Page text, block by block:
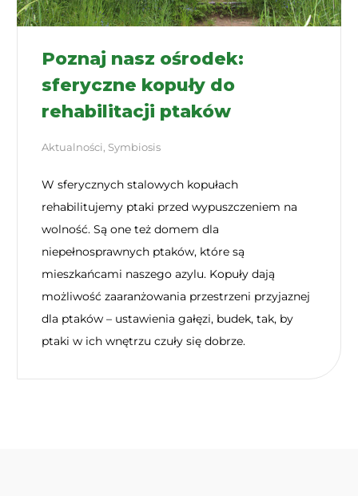
Poznaj nasz ośrodek:
sferyczne kopuły do
rehabilitacji ptaków
Aktualności, Symbiosis
W sferycznych stalowych kopułach
rehabilitujemy ptaki przed wypuszczeniem na
wolność. Są one też domem dla
niepełnosprawnych ptaków, które są
mieszkańcami naszego azylu. Kopuły dają
możliwość zaaranżowania przestrzeni przyjaznej
dla ptaków – ustawienia gałęzi, budek, tak, by
ptaki w ich wnętrzu czuły się dobrze.